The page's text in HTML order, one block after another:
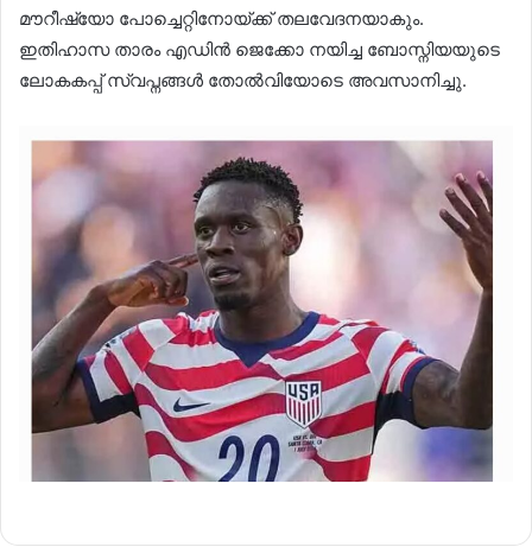
മൗറീഷ്യോ പോച്ചെറ്റിനോയ്ക്ക് തലവേദനയാകും.
ഇതിഹാസ താരം എഡിൻ ജെക്കോ നയിച്ച ബോസ്നിയയുടെ
ലോകകപ്പ് സ്വപ്നങ്ങൾ തോൽവിയോടെ അവസാനിച്ചു.